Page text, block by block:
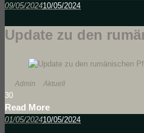
09/05/202410/05/2024
Update zu den
Admin Aktuell
30
Read More
01/05/202410/05/2024